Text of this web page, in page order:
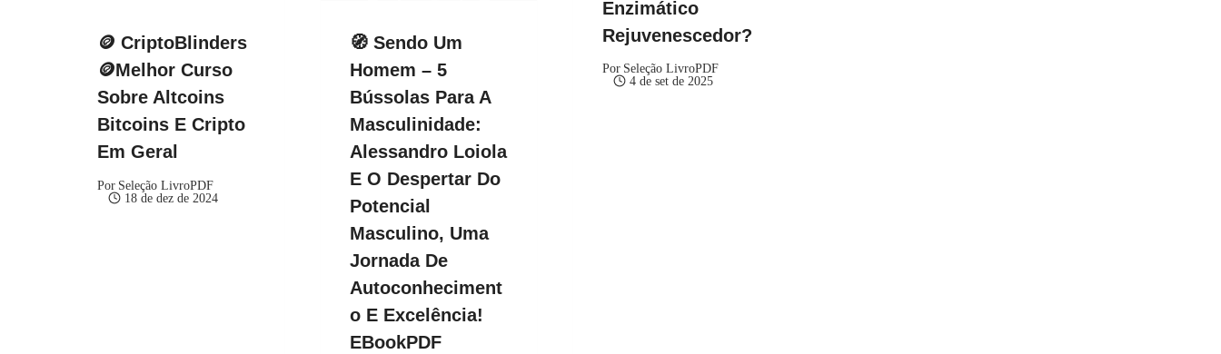
🪙 CriptoBlinders
🪙Melhor Curso
Sobre Altcoins
Bitcoins E Cripto
Em Geral
Por Seleção LivroPDF
18 de dez de 2024
🧭 Sendo Um
Homem – 5
Bússolas Para A
Masculinidade:
Alessandro Loiola
E O Despertar Do
Potencial
Masculino, Uma
Jornada De
Autoconheciment
O E Excelência!
EBookPDF
Enzimático
Rejuvenescedor?
Por Seleção LivroPDF
4 de set de 2025